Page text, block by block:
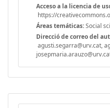
Acceso a la licencia de
https://
Áreas temáticas:Social
Direcció de correo del
agusti.segarra@urv.cat,